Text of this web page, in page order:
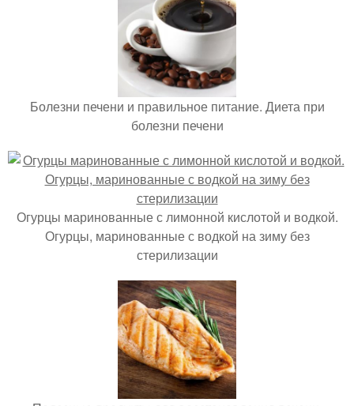
Болезни печени и правильное питание. Диета при
болезни печени
Огурцы маринованные с лимонной кислотой и водкой.
Огурцы, маринованные с водкой на зиму без
стерилизации